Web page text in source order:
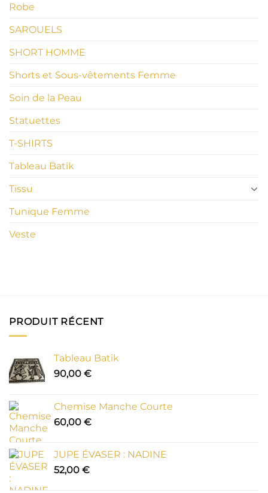
Robe
SAROUELS
SHORT HOMME
Shorts et Sous-vêtements Femme
Soin de la Peau
Statuettes
T-SHIRTS
Tableau Batik
Tissu
Tunique Femme
Veste
PRODUIT RÉCENT
Tableau Batik
90,00 €
Chemise Manche Courte
60,00 €
JUPE ÉVASER : NADINE
52,00 €